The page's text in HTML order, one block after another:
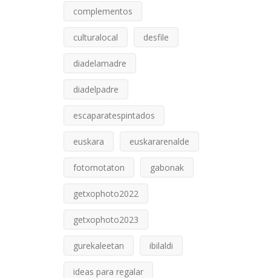
complementos
culturalocal desfile
diadelamadre
diadelpadre
escaparatespintados
euskara euskararenalde
fotomotaton gabonak
getxophoto2022
getxophoto2023
gurekaleetan ibilaldi
ideas para regalar